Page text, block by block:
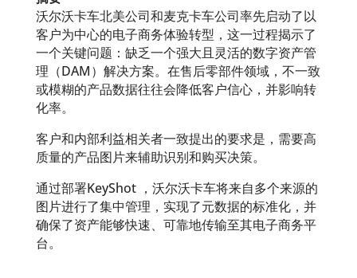
沃尔沃卡车北美公司和麦克卡车公司率先启动了以
客户为中心的电子商务体验转型，这一过程揭示了
一个关键问题：缺乏一个强大且灵活的数字资产管
理（DAM）解决方案。在售后零部件领域，不一致
或模糊的产品数据往往会降低客户信心，并影响转
化率。
客户和内部利益相关者一致提出的要求是，需要高
质量的产品图片来辅助识别和购买决策。
通过部署KeyShot ，沃尔沃卡车将来自多个来源的
图片进行了集中管理，实现了元数据的标准化，并
确保了资产能够快速、可靠地传输至其电子商务平
台。